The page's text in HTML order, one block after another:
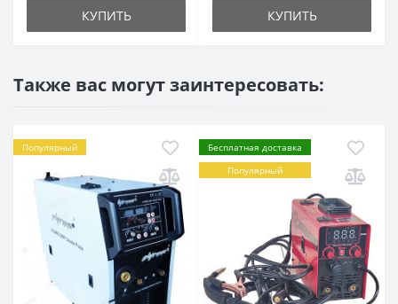
КУПИТЬ КУПИТЬ
Также вас могут заинтересовать:
Популярный
Бесплатная доставка
Популярный